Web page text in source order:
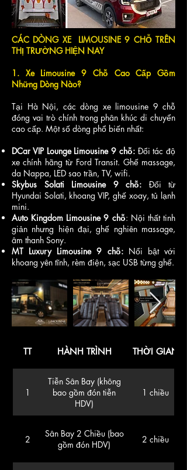
CÁC DÒNG XE LIMOUSINE 9 CHỖ TRÊN
THỊ TRƯỜNG HIỆN NAY
1. Xe Limousine 9 Chỗ Cao Cấp Gồm
Những Dòng Nào?
Tại Hà Nội, các dòng xe limousine 9 chỗ
đóng vai trò chính trong phân khúc di chuyển
cao cấp. Một số dòng phổ biến nhất:
DCar VIP Lounge Limousine 9 chỗ: Đổi tác độ
xe chính hãng từ Ford Transit. Ghế massage,
da Nappa, LED sao trần, TV, wifi.
Skybus Solati Limousine 9 chỗ: Đổi từ
Hyundai Solati, khoang VIP, ghế xoay, tủ lạnh
mini.
Auto Kingdom Limousine 9 chỗ: Nội thất tinh
giản nhưng hiện đại, ghế nghiên massage,
âm thanh Sony.
MT Luxury Limousine 9 chỗ: Nổi bật với
khoang yên tĩnh, rèm điện, sạc USB từng ghế.
TT HÀNH TRÌNH THỜI GIAN
1
Tiễn Sân Bay (không
bao gồm đón tiễn
HDV)
1 chiều
2
Sân Bay 2 Chiều (bao
gồm đón HDV)
2 chiều